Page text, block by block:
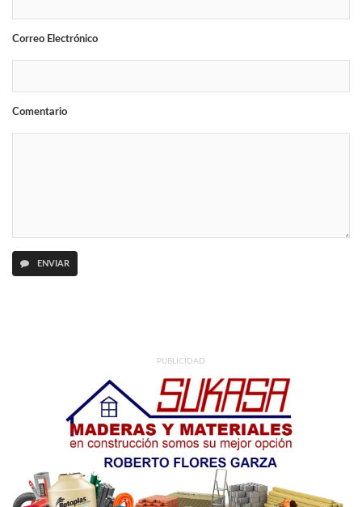
Correo Electrónico
Comentario
ENVIAR
PUBLICIDAD